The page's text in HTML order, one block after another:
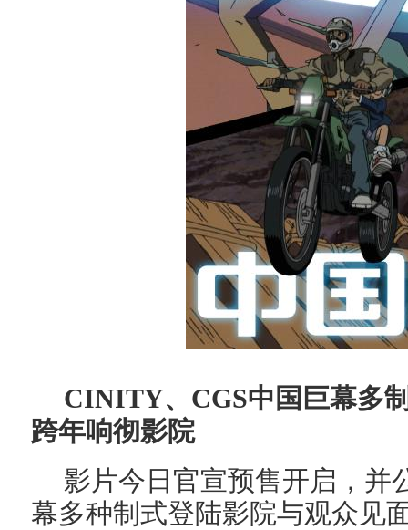
CINITY、 CGS中国巨幕多
跨年响彻影院
影片今日官宣预售开启，并
幕多种制式登陆影院与观众见